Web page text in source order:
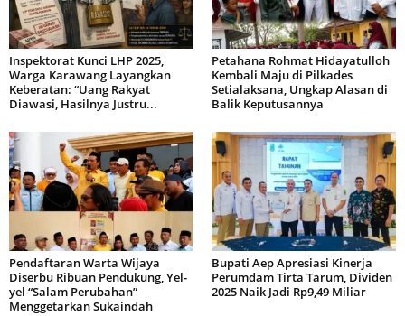
Inspektorat Kunci LHP 2025,
Warga Karawang Layangkan
Keberatan: “Uang Rakyat
Diawasi, Hasilnya Justru...
Petahana Rohmat Hidayatulloh
Kembali Maju di Pilkades
Setialaksana, Ungkap Alasan di
Balik Keputusannya
Pendaftaran Warta Wijaya
Diserbu Ribuan Pendukung, Yel-
yel “Salam Perubahan”
Menggetarkan Sukaindah
Bupati Aep Apresiasi Kinerja
Perumdam Tirta Tarum, Dividen
2025 Naik Jadi Rp9,49 Miliar